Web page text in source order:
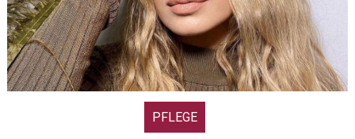
PFLEGE